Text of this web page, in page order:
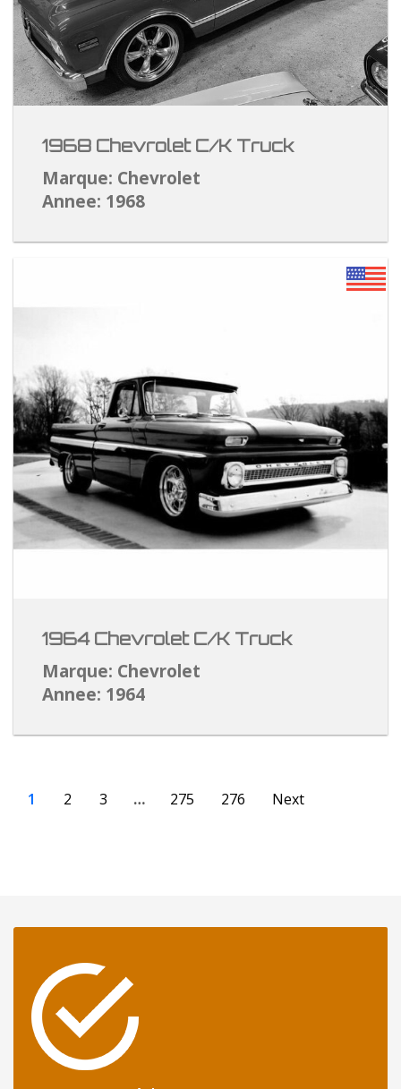
1968 Chevrolet C/K Truck
Marque: Chevrolet
Annee: 1968
1964 Chevrolet C/K Truck
Marque: Chevrolet
Annee: 1964
1 2 3 … 275 276 Next